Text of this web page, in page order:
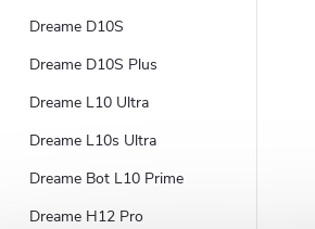
Dreame D10S
Dreame D10S Plus
Dreame L10 Ultra
Dreame L10s Ultra
Dreame Bot L10 Prime
Dreame H12 Pro